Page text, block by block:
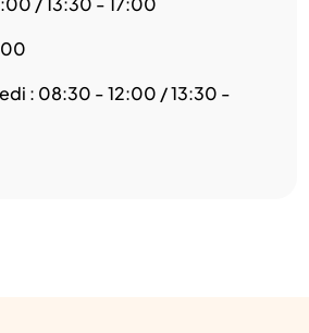
: 08:30 - 12:00 / 13:30 -